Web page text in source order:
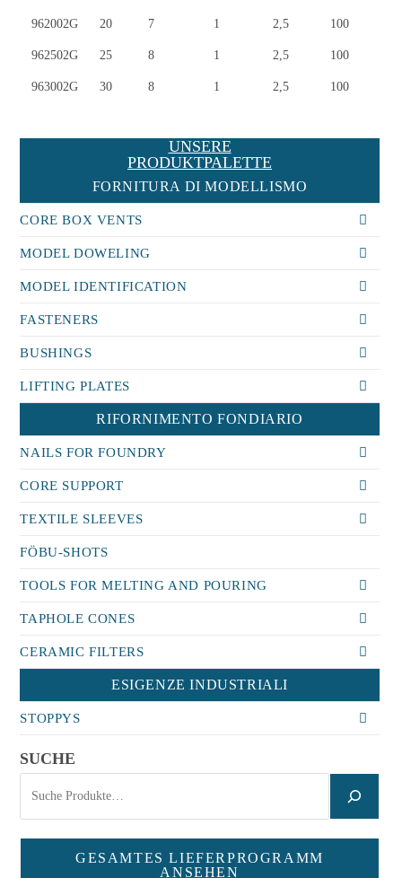
962002G 20 7 1 2,5 100
962002G
962502G 25 8 1 2,5 100
962502G
963002G 30 8 1 2,5 100
963002G
UNSERE
PRODUKTPALETTE
FORNITURA DI MODELLISMO
CORE BOX VENTS
MODEL DOWELING
MODEL IDENTIFICATION
FASTENERS
BUSHINGS
LIFTING PLATES
RIFORNIMENTO FONDIARIO
NAILS FOR FOUNDRY
CORE SUPPORT
TEXTILE SLEEVES
FÖBU-SHOTS
TOOLS FOR MELTING AND POURING
TAPHOLE CONES
CERAMIC FILTERS
ESIGENZE INDUSTRIALI
STOPPYS
SUCHE
GESAMTES LIEFERPROGRAMM
ANSEHEN